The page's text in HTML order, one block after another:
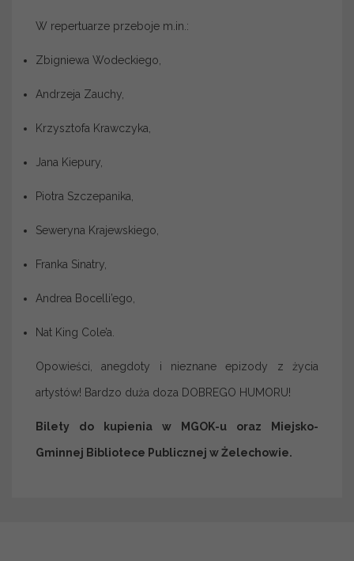
W repertuarze przeboje m.in.:
Zbigniewa Wodeckiego,
Andrzeja Zauchy,
Krzysztofa Krawczyka,
Jana Kiepury,
Piotra Szczepanika,
Seweryna Krajewskiego,
Franka Sinatry,
Andrea Bocelli’ego,
Nat King Cole’a.
Opowieści, anegdoty i nieznane epizody z życia
artystów! Bardzo duża doza DOBREGO HUMORU!
Bilety do kupienia w MGOK-u oraz Miejsko-
Gminnej Bibliotece Publicznej w Żelechowie.